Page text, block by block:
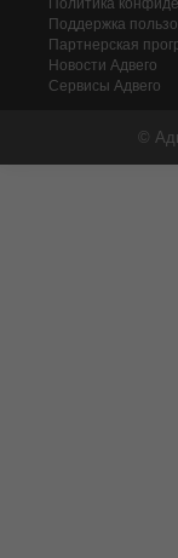
Политика
Поддержка
Партнерская
Новости Адвего
Сервисы Адвего
©